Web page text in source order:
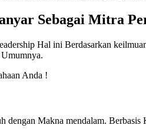
Sebagai Mitra
Hal ini Berdasarkan
Anda !
Makna mendalam.